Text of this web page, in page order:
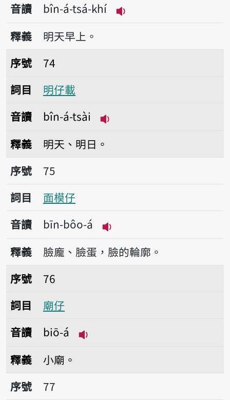
音讀
bîn-á-tsá-khí
播放音讀bîn-á-tsá-khí
釋義
明天早上。
序號74明仔載
序號
74
詞目
明仔載
音讀
bîn-á-tsài
釋義
明天、明日。
序號75面模仔
序號
75
詞目
面模仔
音讀
bīn-bôo-á
播放音讀bīn-bôo-á
釋義
臉龐、臉蛋，臉的輪廓。
序號76廟仔
序號
76
詞目
廟仔
音讀
biō-á
釋義
小廟。
序號77帽仔
序號
77